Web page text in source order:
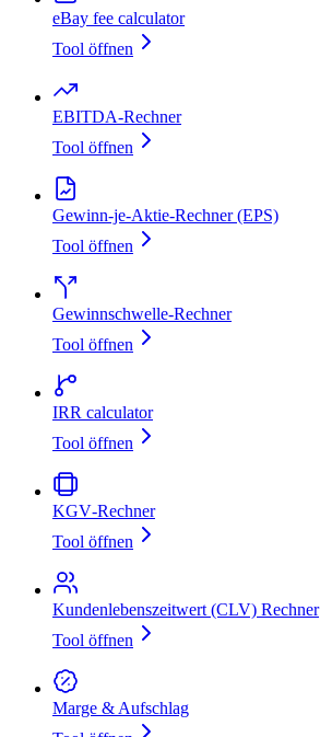
eBay fee calculator
Tool öffnen
EBITDA‑Rechner
Tool öffnen
Gewinn-je-Aktie-Rechner (EPS)
Tool öffnen
Gewinnschwelle‑Rechner
Tool öffnen
IRR calculator
Tool öffnen
KGV‑Rechner
Tool öffnen
Kundenlebenszeitwert (CLV) Rechner
Tool öffnen
Marge & Aufschlag